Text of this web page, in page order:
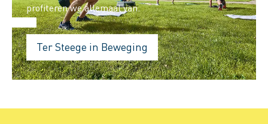
profiteren we allemaal van.
Ter Steege in Beweging